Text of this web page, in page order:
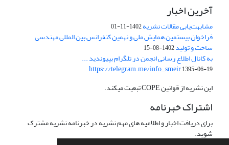
آخرین اخبار
مشابهت‌یابی مقالات نشریه1402-11-01
فراخوان بیستمین همایش ملی و نهمین کنفرانس بین المللی مهندسی
ساخت و تولید1402-08-15
به کانال اطلاع رسانی انجمن در تلگرام بپیوندید ...
https://telegram.me/info_smeir1395-06-19
این نشریه از قوانین COPE تبعیت میکند.
اشتراک خبرنامه
برای دریافت اخبار و اطلاعیه های مهم نشریه در خبرنامه نشریه مشترک
شوید.